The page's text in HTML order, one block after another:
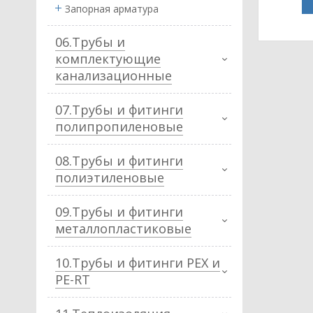
Запорная арматура
06.Трубы и
комплектующие
канализационные
07.Трубы и фитинги
полипропиленовые
08.Трубы и фитинги
полиэтиленовые
09.Трубы и фитинги
металлопластиковые
10.Трубы и фитинги PEX и
PE-RT